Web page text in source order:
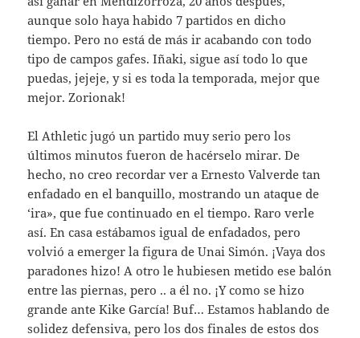
aunque solo haya habido 7 partidos en dicho
tiempo. Pero no está de más ir acabando con todo
tipo de campos gafes. Iñaki, sigue así todo lo que
puedas, jejeje, y si es toda la temporada, mejor que
mejor. Zorionak!
El Athletic jugó un partido muy serio pero los
últimos minutos fueron de hacérselo mirar. De
hecho, no creo recordar ver a Ernesto Valverde tan
enfadado en el banquillo, mostrando un ataque de
‘ira», que fue continuado en el tiempo. Raro verle
así. En casa estábamos igual de enfadados, pero
volvió a emerger la figura de Unai Simón. ¡Vaya dos
paradones hizo! A otro le hubiesen metido ese balón
entre las piernas, pero .. a él no. ¡Y como se hizo
grande ante Kike García! Buf… Estamos hablando de
solidez defensiva, pero los dos finales de estos dos